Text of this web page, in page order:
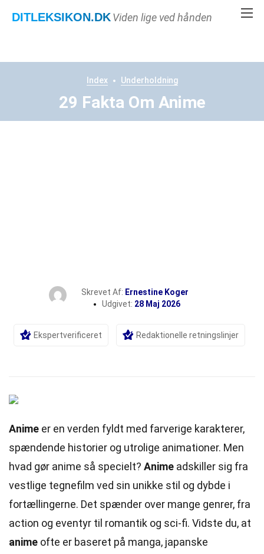
DITLEKSIKON.DKViden lige ved hånden
Index Underholdning
29 Fakta Om Anime
Skrevet Af: Ernestine Koger
Udgivet: 28 Maj 2026
Ekspertverificeret Redaktionelle retningslinjer
Anime er en verden fyldt med farverige karakterer,
spændende historier og utrolige animationer. Men
hvad gør anime så specielt? Anime adskiller sig fra
vestlige tegnefilm ved sin unikke stil og dybde i
fortællingerne. Det spænder over mange genrer, fra
action og eventyr til romantik og sci-fi. Vidste du, at
anime ofte er baseret på manga, japanske